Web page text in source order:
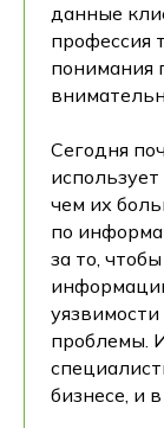
данные
профессия
понимания
Сегодня
чем их
по
за то,
проблемы.
бизнесе, и